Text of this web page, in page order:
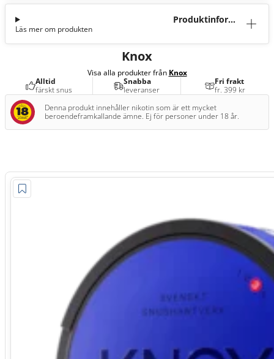
Produktinforma
Läs mer om produkten
Knox
Visa alla produkter från Knox
Alltid
färskt snus
Snabba
leveranser
Fri frakt
fr. 399 kr
Denna produkt innehåller nikotin som är ett mycket
beroendeframkallande ämne. Ej för personer under 18 år.